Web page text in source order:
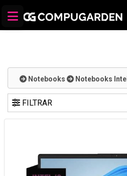
Notebooks Notebooks Intel
FILTRAR